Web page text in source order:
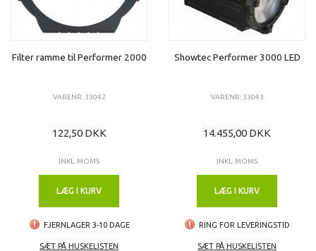
Filter ramme til Performer 2000
VARENR: 33042
122,50 DKK
INKL. MOMS
LÆG I KURV
FJERNLAGER 3-10 DAGE
SÆT PÅ HUSKELISTEN
Showtec Performer 3000 LED
VARENR: 33043
14.455,00 DKK
INKL. MOMS
LÆG I KURV
RING FOR LEVERINGSTID
SÆT PÅ HUSKELISTEN